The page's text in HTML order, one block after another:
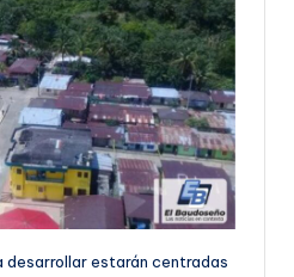
desarrollar estarán centradas